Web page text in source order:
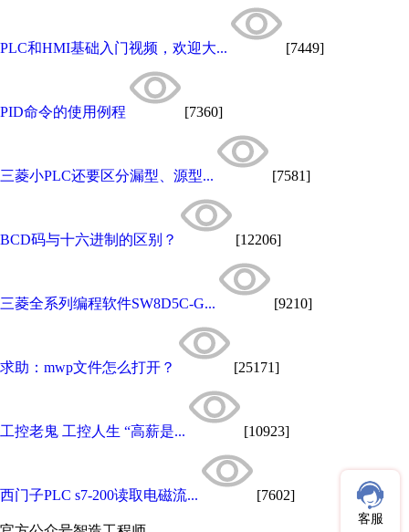
PLC和HMI基础入门视频，欢迎大... [7449]
PID命令的使用例程 [7360]
三菱小PLC还要区分漏型、源型... [7581]
BCD码与十六进制的区别？ [12206]
三菱全系列编程软件SW8D5C-G... [9210]
求助：mwp文件怎么打开？ [25171]
工控老鬼 工控人生 “高薪是... [10923]
西门子PLC s7-200读取电磁流... [7602]
客服